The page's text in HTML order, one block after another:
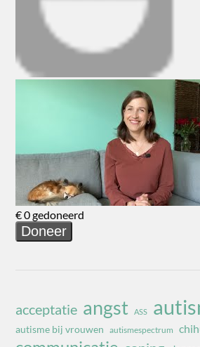
acceptatie angst ASS
autisme bij vrouwen autismespectrum